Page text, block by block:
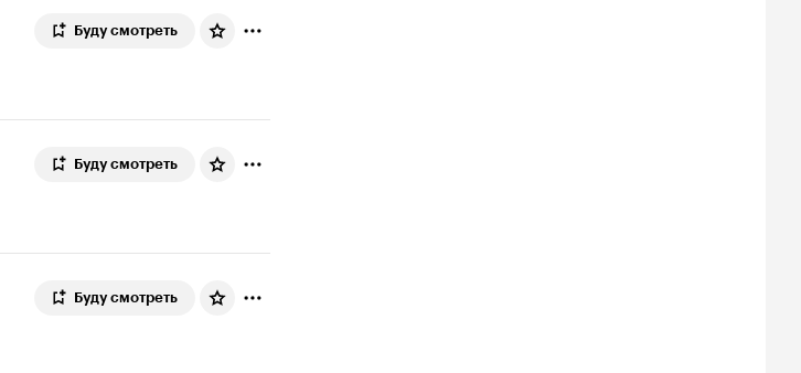
Буду смотреть
Буду смотреть
Буду смотреть